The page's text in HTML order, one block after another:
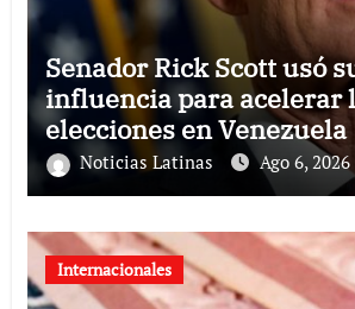
Senador Rick Scott usó
influencia para acelerar
elecciones en Venezuela
Noticias Latinas Ago 6, 2026
Internacionales